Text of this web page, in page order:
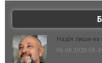
Надія лише на
06.08.2026